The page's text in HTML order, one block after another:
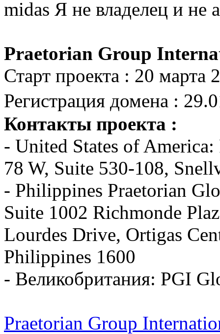
midas Я не владелец и не
Praetorian Group
Старт проекта : 20 марта
Регистрация домена :
Контакты проекта :
- United States of
78 W, Suite 530-108,
- Philippines Praetorian
Suite 1002 Richmonde
Lourdes Drive, Ortigas
Philippines 1600
- Великобритания: PGI
Praetorian Group